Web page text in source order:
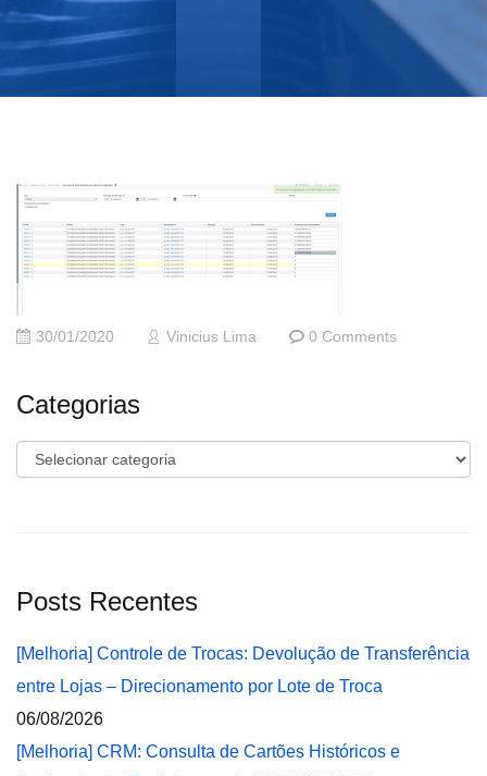
30/01/2020 Vinicius Lima 0 Comments
Categorias
Categorias
Posts Recentes
[Melhoria] Controle de Trocas: Devolução de Transferência
entre Lojas – Direcionamento por Lote de Troca
06/08/2026
[Melhoria] CRM: Consulta de Cartões Históricos e